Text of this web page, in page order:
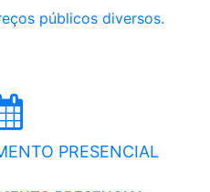
públicos diversos.
PRESENCIAL